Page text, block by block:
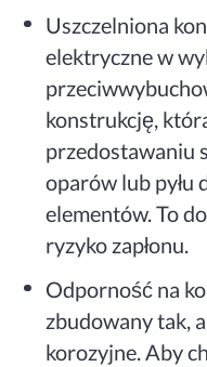
Uszczelniona
elektryczne w
konstrukcję,
przedostawaniu
oparów lub pyłu
elementów. To
ryzyko zapłonu.
Odporność na
zbudowany tak,
korozyjne. Aby